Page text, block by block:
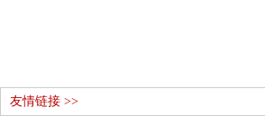
友情链接 >>